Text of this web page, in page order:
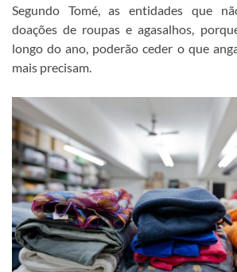
Segundo Tomé, as entidades que
doações de roupas e agasalhos,
longo do ano, poderão ceder o que
mais precisam.